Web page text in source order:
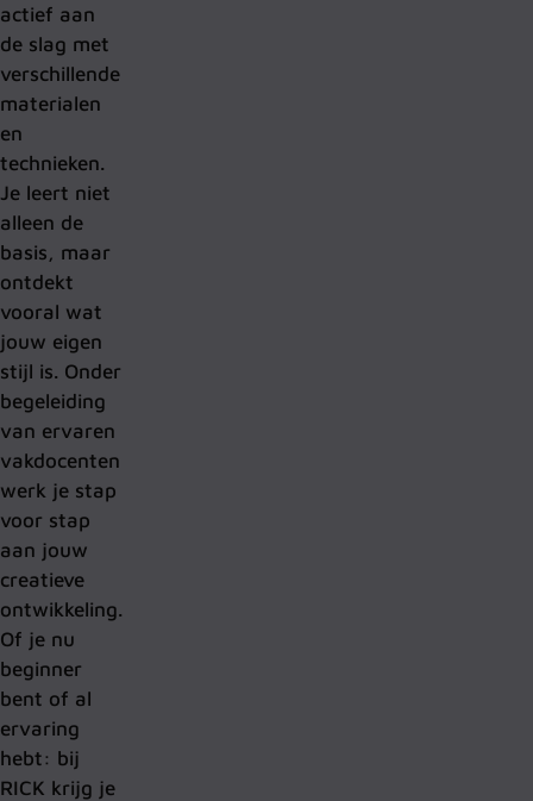
actief aan
de slag met
verschillende
materialen
en
technieken.
Je leert niet
alleen de
basis, maar
ontdekt
vooral wat
jouw eigen
stijl is. Onder
begeleiding
van ervaren
vakdocenten
werk je stap
voor stap
aan jouw
creatieve
ontwikkeling.
Of je nu
beginner
bent of al
ervaring
hebt: bij
RICK krijg je